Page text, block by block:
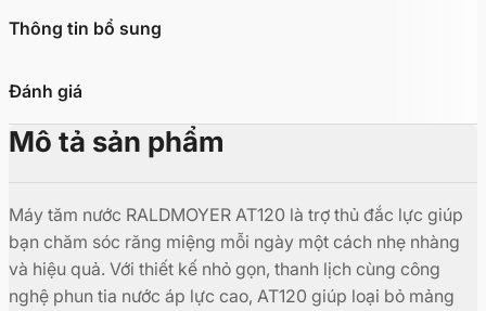
Thông tin bổ sung
Đánh giá
Mô tả sản phẩm
Máy tăm nước RALDMOYER AT120 là trợ thủ đắc lực giúp
bạn chăm sóc răng miệng mỗi ngày một cách nhẹ nhàng
và hiệu quả. Với thiết kế nhỏ gọn, thanh lịch cùng công
nghệ phun tia nước áp lực cao, AT120 giúp loại bỏ mảng